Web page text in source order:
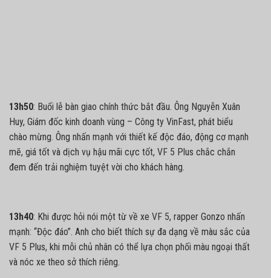
13h50: Buổi lễ bàn giao chính thức bắt đầu. Ông Nguyễn Xuân
Huy, Giám đốc kinh doanh vùng – Công ty VinFast, phát biểu
chào mừng. Ông nhấn mạnh với thiết kế độc đáo, động cơ mạnh
mẽ, giá tốt và dịch vụ hậu mãi cực tốt, VF 5 Plus chắc chắn
đem đến trải nghiệm tuyệt vời cho khách hàng.
13h40: Khi được hỏi nói một từ về xe VF 5, rapper Gonzo nhấn
mạnh: “Độc đáo”. Anh cho biết thích sự đa dạng về màu sắc của
VF 5 Plus, khi mỗi chủ nhân có thể lựa chọn phối màu ngoại thất
và nóc xe theo sở thích riêng.